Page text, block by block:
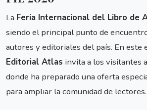
La Feria Internacional del Libro de
siendo el principal punto de
autores y editoriales del país. En este
Editorial Atlas invita a los visitantes
donde ha preparado una oferta
para ampliar la comunidad de lectores.